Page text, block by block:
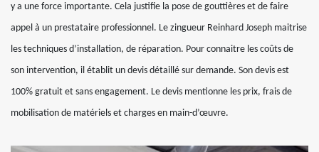
y a une force importante. Cela justifie la pose de gouttières et de faire
appel à un prestataire professionnel. Le zingueur Reinhard Joseph maitrise
les techniques d’installation, de réparation. Pour connaitre les coûts de
son intervention, il établit un devis détaillé sur demande. Son devis est
100% gratuit et sans engagement. Le devis mentionne les prix, frais de
mobilisation de matériels et charges en main-d’œuvre.